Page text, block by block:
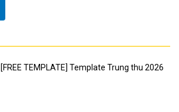
[FREE TEMPLATE] Template Trung thu 2026